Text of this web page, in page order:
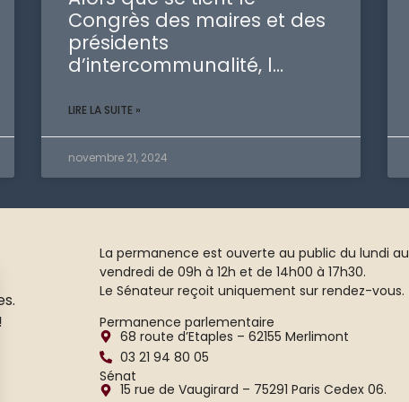
Congrès des maires et des
présidents
d’intercommunalité, l…
LIRE LA SUITE »
novembre 21, 2024
La permanence est ouverte au public du lundi au
vendredi de 09h à 12h et de 14h00 à 17h30.
Le Sénateur reçoit uniquement sur rendez-vous.
Permanence parlementaire
68 route d’Etaples – 62155 Merlimont
03 21 94 80 05
Sénat
15 rue de Vaugirard – 75291 Paris Cedex 06.